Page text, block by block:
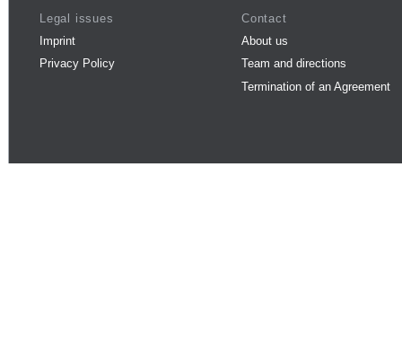
Legal issues
Imprint
Privacy Policy
Contact
About us
Team and directions
Termination of an Agreement